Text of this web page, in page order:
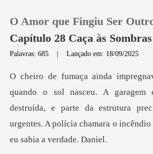
Loja
O Amor que Fingiu Ser
Capítulo 28 Caça às Sombras
Palavras: 685 |Lançado em: 18/09/2025
m
destruída, e parte da estrutura
urgent